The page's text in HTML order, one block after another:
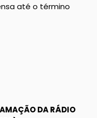
até o término
DA RÁDIO